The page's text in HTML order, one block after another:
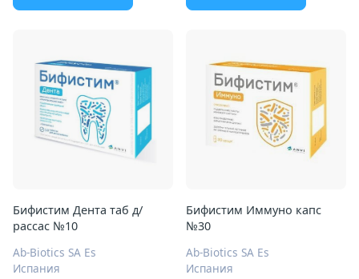
Бифистим Дента таб д/
рассас №10
Ab-Biotics SA Es
Испания
Бифистим Иммуно капс
№30
Ab-Biotics SA Es
Испания